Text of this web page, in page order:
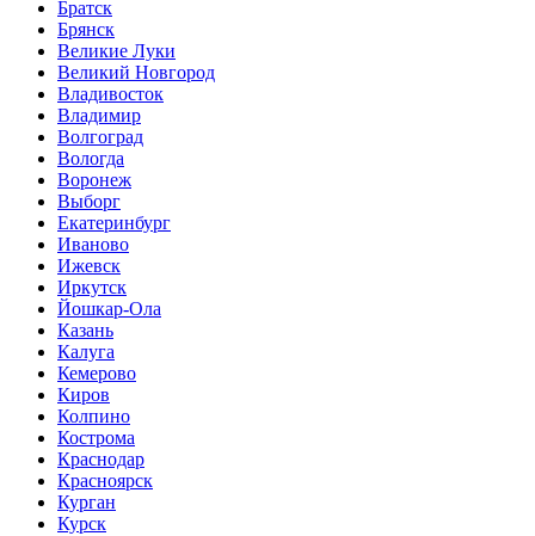
Братск
Брянск
Великие Луки
Великий Новгород
Владивосток
Владимир
Волгоград
Вологда
Воронеж
Выборг
Екатеринбург
Иваново
Ижевск
Иркутск
Йошкар-Ола
Казань
Калуга
Кемерово
Киров
Колпино
Кострома
Краснодар
Красноярск
Курган
Курск